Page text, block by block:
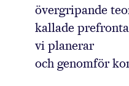
övergripande
kallade
vi planerar
och genomför